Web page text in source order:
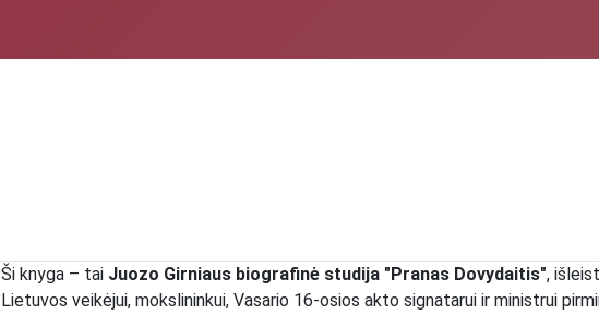
Ši knyga – tai Juozo Girniaus biografinė studija "Pranas Dovydaitis",
Lietuvos veikėjui, mokslininkui, Vasario 16-osios akto signatarui ir ministrui